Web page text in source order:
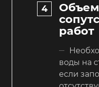
Объем
работ
воды на
если